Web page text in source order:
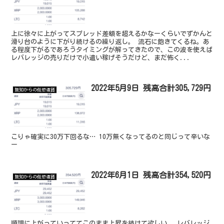
上に徐々に上がってスプレッド差額を超えるかなーくらいでずかんと
滑り台のように下がり続けるの繰り返し。 流石に飽きてくるね。あ
る程度下がるであろうタイミングが解ってきたので、この波を使えば
レバレッジの売りだけで小遣い稼げそうだけど、まだ怖く...
無知からの仮想通貨 2022年5月9日 残高合計305,729円
こりゃ確実に30万下回るな… 10万無くなってるのと同じって辛いな
ー
無知からの仮想通貨 2022年6月1日 残高合計354,520円